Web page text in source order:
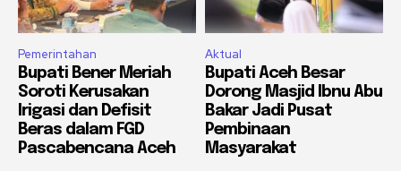
Pemerintahan
Bupati Bener Meriah
Soroti Kerusakan
Irigasi dan Defisit
Beras dalam FGD
Pascabencana Aceh
Aktual
Bupati Aceh Besar
Dorong Masjid Ibnu Abu
Bakar Jadi Pusat
Pembinaan
Masyarakat